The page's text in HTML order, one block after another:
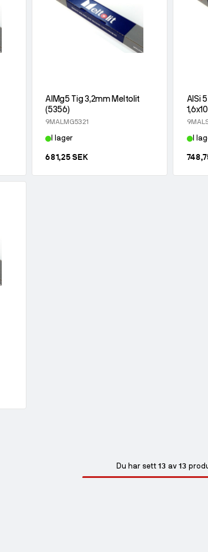
AlMg5 Tig 3,2mm Meltolit
(5356)
9MALMG5321
I lager
681,25 SEK
AlSi
I
Du har sett 13 av 13